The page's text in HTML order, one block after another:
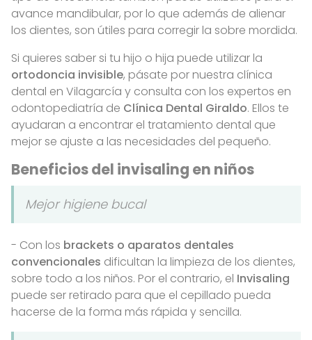
avance mandibular, por lo que además de alienar
los dientes, son útiles para corregir la sobre mordida.
Si quieres saber si tu hijo o hija puede utilizar la
ortodoncia invisible, pásate por nuestra clínica
dental en Vilagarcía y consulta con los expertos en
odontopediatría de Clínica Dental Giraldo. Ellos te
ayudaran a encontrar el tratamiento dental que
mejor se ajuste a las necesidades del pequeño.
Beneficios del invisaling en niños
Mejor higiene bucal
- Con los brackets o aparatos dentales
convencionales dificultan la limpieza de los dientes,
sobre todo a los niños. Por el contrario, el Invisaling
puede ser retirado para que el cepillado pueda
hacerse de la forma más rápida y sencilla.